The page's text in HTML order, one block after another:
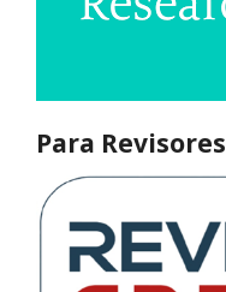
Para Revisores